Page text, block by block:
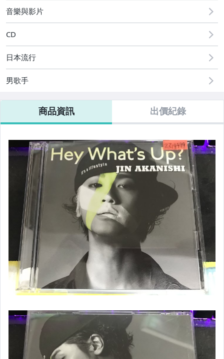
音樂與影片
CD
日本流行
男歌手
商品資訊 出價紀錄